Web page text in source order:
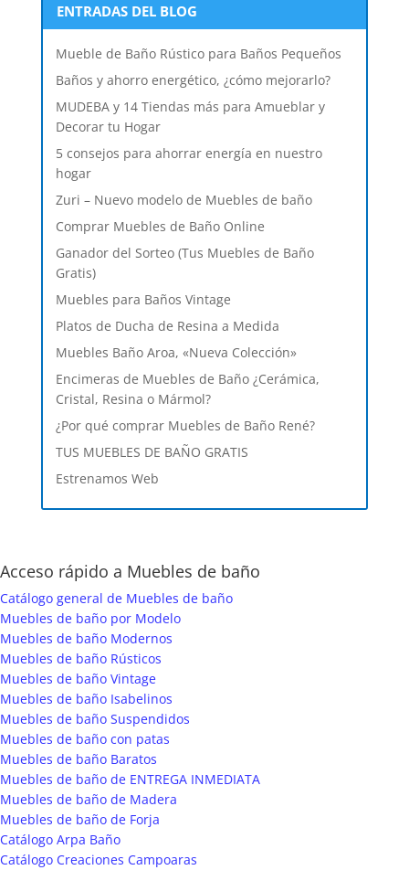
ENTRADAS DEL BLOG
Mueble de Baño Rústico para Baños Pequeños
Baños y ahorro energético, ¿cómo mejorarlo?
MUDEBA y 14 Tiendas más para Amueblar y
Decorar tu Hogar
5 consejos para ahorrar energía en nuestro
hogar
Zuri – Nuevo modelo de Muebles de baño
Comprar Muebles de Baño Online
Ganador del Sorteo (Tus Muebles de Baño
Gratis)
Muebles para Baños Vintage
Platos de Ducha de Resina a Medida
Muebles Baño Aroa, «Nueva Colección»
Encimeras de Muebles de Baño ¿Cerámica,
Cristal, Resina o Mármol?
¿Por qué comprar Muebles de Baño René?
TUS MUEBLES DE BAÑO GRATIS
Estrenamos Web
Acceso rápido a Muebles de baño
Catálogo general de Muebles de baño
Muebles de baño por Modelo
Muebles de baño Modernos
Muebles de baño Rústicos
Muebles de baño Vintage
Muebles de baño Isabelinos
Muebles de baño Suspendidos
Muebles de baño con patas
Muebles de baño Baratos
Muebles de baño de ENTREGA INMEDIATA
Muebles de baño de Madera
Muebles de baño de Forja
Catálogo Arpa Baño
Catálogo Creaciones Campoaras